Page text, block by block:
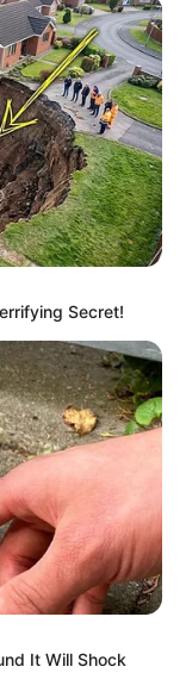
Secret!
It Will Shock